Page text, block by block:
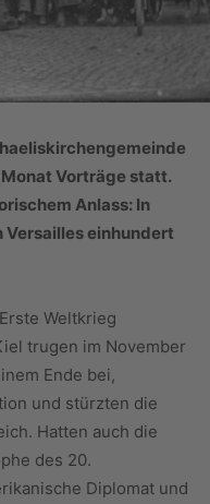
Vorträge statt.
Anlass: In
einhundert
Weltkrieg
trugen im November
Ende bei,
und stürzten die
Hatten auch die
des 20.
Diplomat und